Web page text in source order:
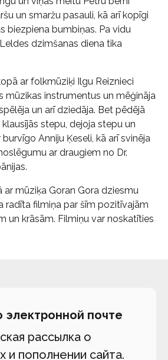
un smaržu pasauli, kā arī kopīgi
biezpiena bumbiņas. Pa vidu
dzimšanas diena tika
ar folkmūziķi Ilgu Reiznieci
mūzikas instrumentus un mēģināja
un arī dziedāja. Bet pēdējā
stepu, dejoja stepu un
Anniju Ķeseli, kā arī svinēja
ar draugiem no Dr.
ar mūziķa Goran Gora dziesmu
radīta filmiņa par šīm pozitīvajām
un krāsām. Filmiņu var noskatīties
электронной почте
рассылка о
и пополнении сайта.